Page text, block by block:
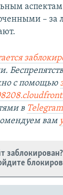
– за
с помощью
в Telegram
вам
заблокирован?